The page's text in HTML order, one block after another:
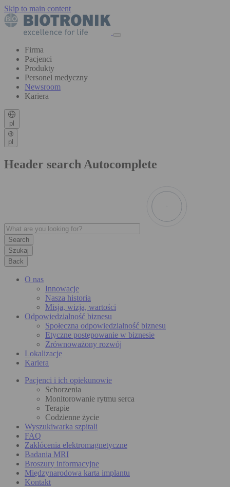
Skip to main content
Firma
Pacjenci
Produkty
Personel medyczny
Newsroom
Kariera
pl
pl
Header search Autocomplete
Szukaj
Back
O nas
Innowacje
Nasza historia
Misja, wizja, wartości
Odpowiedzialność biznesu
Społeczna odpowiedzialność biznesu
Etyczne postępowanie w biznesie
Zrównoważony rozwój
Lokalizacje
Kariera
Pacjenci i ich opiekunowie
Schorzenia
Monitorowanie rytmu serca
Terapie
Codzienne życie
Wyszukiwarka szpitali
FAQ
Zakłócenia elektromagnetyczne
Badania MRI
Broszury informacyjne
Międzynarodowa karta implantu
Kontakt